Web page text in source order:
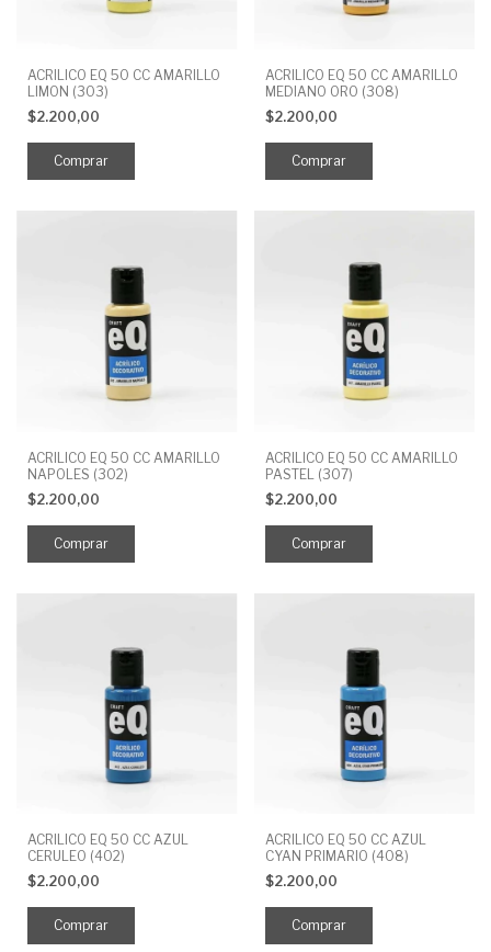
ACRILICO EQ 50 CC AMARILLO
LIMON (303)
$2.200,00
ACRILICO EQ 50 CC AMARILLO
MEDIANO ORO (308)
$2.200,00
ACRILICO EQ 50 CC AMARILLO
NAPOLES (302)
$2.200,00
ACRILICO EQ 50 CC AMARILLO
PASTEL (307)
$2.200,00
ACRILICO EQ 50 CC AZUL
CERULEO (402)
$2.200,00
ACRILICO EQ 50 CC AZUL
CYAN PRIMARIO (408)
$2.200,00